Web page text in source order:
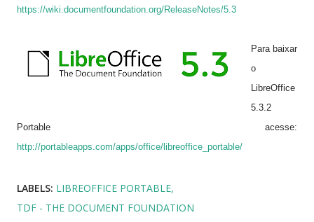
https://wiki.documentfoundation.org/ReleaseNotes/5.3
Para baixar
o
LibreOffice
5.3.2
Portable acesse:
http://portableapps.com/apps/office/libreoffice_portable/
LABELS: LIBREOFFICE PORTABLE
TDF - THE DOCUMENT FOUNDATION